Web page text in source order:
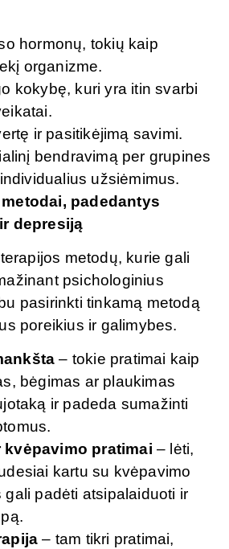
hormonų, tokių kaip
organizme.
kokybę, kuri yra itin svarbi
ir pasitikėjimą savimi.
bendravimą per grupines
užsiėmimus.
padedantys
depresiją
metodų, kurie gali
psichologinius
pasirinkti tinkamą metodą
poreikius ir galimybes.
– tokie pratimai kaip
bėgimas ar plaukimas
ir padeda sumažinti
kvėpavimo pratimai – lėti,
kartu su kvėpavimo
gali padėti atsipalaiduoti ir
– tam tikri pratimai,